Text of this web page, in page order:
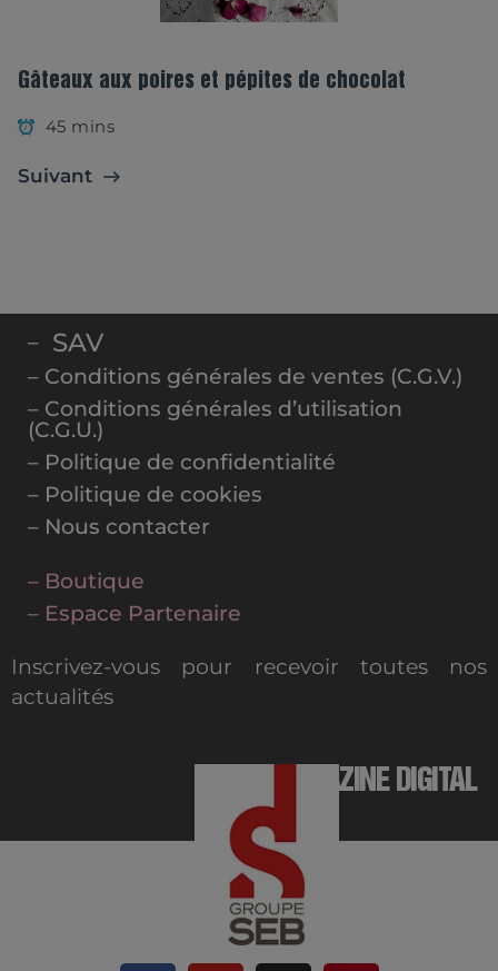
Gâteaux aux poires et pépites de chocolat
45 mins
Suivant
– SAV
– Conditions générales de ventes (C.G.V.)
– Conditions générales d’utilisation
(C.G.U.)
– Politique de confidentialité
– Politique de cookies
– Nous contacter
– Boutique
– Espace Partenaire
Inscrivez-vous pour recevoir toutes nos
actualités
MAGAZINE DIGITAL